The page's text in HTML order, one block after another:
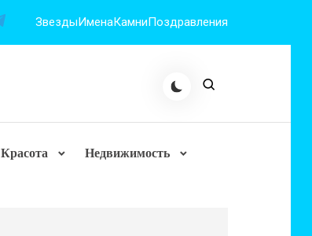
ЗвездыИменаКамниПоздравления
Красота Недвижимость